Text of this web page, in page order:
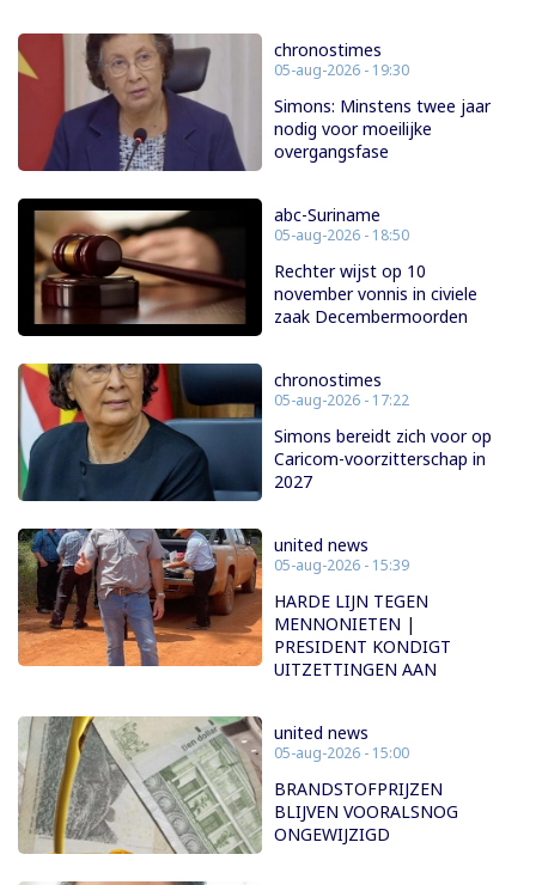
chronostimes
05-aug-2026 - 19:30
Simons: Minstens twee jaar
nodig voor moeilijke
overgangsfase
abc-Suriname
05-aug-2026 - 18:50
Rechter wijst op 10
november vonnis in civiele
zaak Decembermoorden
chronostimes
05-aug-2026 - 17:22
Simons bereidt zich voor op
Caricom-voorzitterschap in
2027
united news
05-aug-2026 - 15:39
HARDE LIJN TEGEN
MENNONIETEN |
PRESIDENT KONDIGT
UITZETTINGEN AAN
united news
05-aug-2026 - 15:00
BRANDSTOFPRIJZEN
BLIJVEN VOORALSNOG
ONGEWIJZIGD